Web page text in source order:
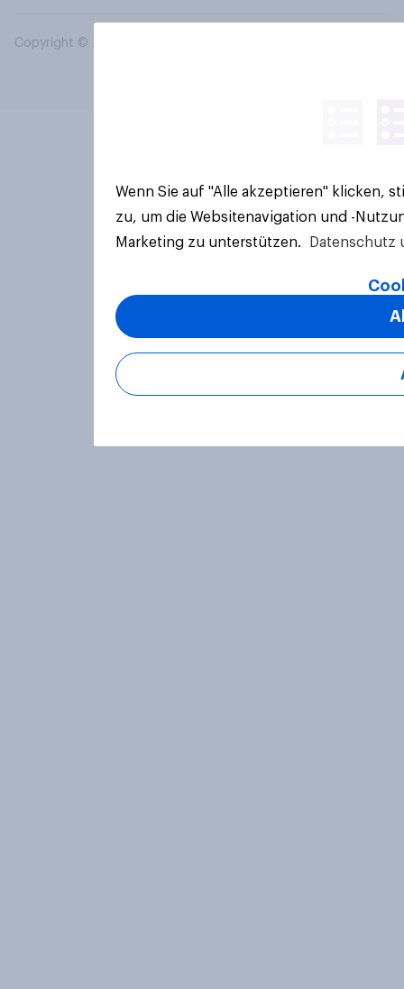
Copyright © 2026 YouGov PLC. Alle Rechte vorbehalten.
Wenn Sie auf "Alle akzeptieren" klicken,
zu, um die Websitenavigation und -
Marketing zu unterstützen.
Datenschutz